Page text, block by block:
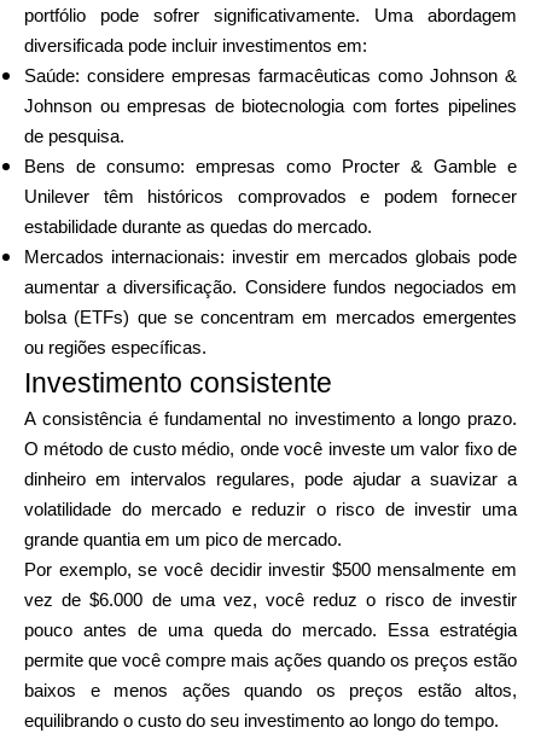
portfólio pode sofrer significativamente. Uma abordagem
diversificada pode incluir investimentos em:
Saúde: considere empresas farmacêuticas como Johnson &
Johnson ou empresas de biotecnologia com fortes pipelines
de pesquisa.
Bens de consumo: empresas como Procter & Gamble e
Unilever têm históricos comprovados e podem fornecer
estabilidade durante as quedas do mercado.
Mercados internacionais: investir em mercados globais pode
aumentar a diversificação. Considere fundos negociados em
bolsa (ETFs) que se concentram em mercados emergentes
ou regiões específicas.
Investimento consistente
A consistência é fundamental no investimento a longo prazo.
O método de custo médio, onde você investe um valor fixo de
dinheiro em intervalos regulares, pode ajudar a suavizar a
volatilidade do mercado e reduzir o risco de investir uma
grande quantia em um pico de mercado.
Por exemplo, se você decidir investir $500 mensalmente em
vez de $6.000 de uma vez, você reduz o risco de investir
pouco antes de uma queda do mercado. Essa estratégia
permite que você compre mais ações quando os preços estão
baixos e menos ações quando os preços estão altos,
equilibrando o custo do seu investimento ao longo do tempo.